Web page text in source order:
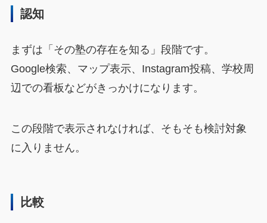
認知
まずは「その塾の存在を知る」段階です。
Google検索、マップ表示、Instagram投稿、学校周
辺での看板などがきっかけになります。
この段階で表示されなければ、そもそも検討対象
に入りません。
比較